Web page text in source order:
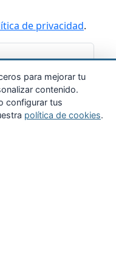
de privacidad.
para mejorar tu
contenido.
configurar tus
política de cookies.